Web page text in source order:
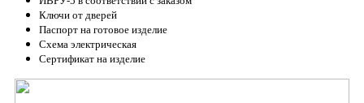
Ключи от дверей
Паспорт на готовое изделие
Схема электрическая
Сертификат на изделие